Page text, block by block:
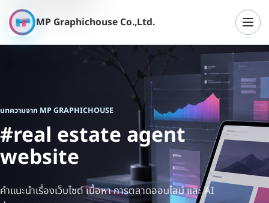
MP Graphichouse Co.,Ltd.
เปิด
บทความจาก MP GRAPHICHOUSE
#real estate agent
website
คำแนะนำเรื่องเว็บไซต์ เนื้อหา การตลาดออนไลน์ และ AI